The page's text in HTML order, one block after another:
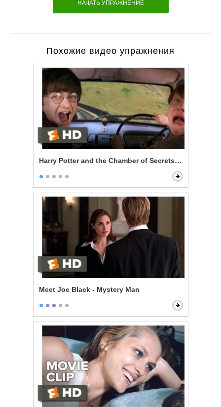
НАЧАТЬ УПРАЖНЕНИЕ
Похожие видео упражнения
Harry Potter and the Chamber of Secrets - Reckless
Meet Joe Black - Mystery Man